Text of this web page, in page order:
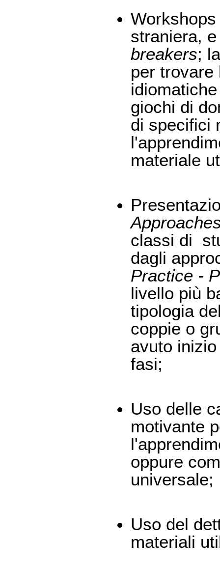
straniera,
breakers;
per
giochi di
di specifici
materiale
classi di
dagli
Practice -
livello più
tipologia
coppie o
avuto
fasi;
Uso delle
motivante
oppure
universale;
Uso del
materiali